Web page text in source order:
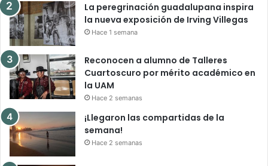
La peregrinación guadalupana inspira
la nueva exposición de Irving Villegas
Hace 1 semana
Reconocen a alumno de Talleres
Cuartoscuro por mérito académico en
la UAM
Hace 2 semanas
¡Llegaron las compartidas de la
semana!
Hace 2 semanas